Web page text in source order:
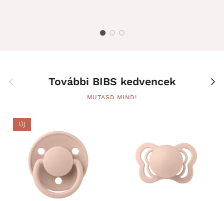
Előző További BIBS kedvencek
MUTASD MIND!
Új